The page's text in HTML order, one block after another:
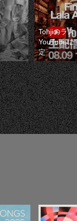
Tohjiのラス
YouTubeに
定